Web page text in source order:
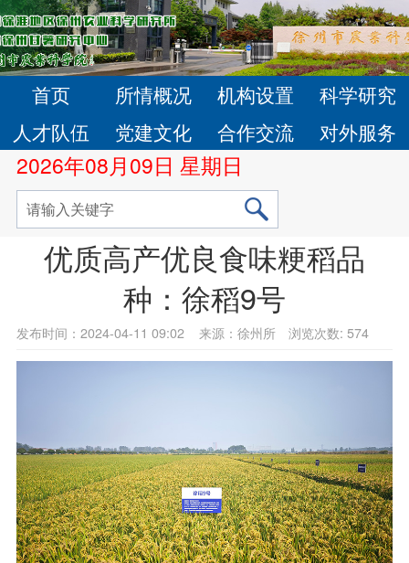
首页 所情概况 机构设置
科学研究
人才队伍
党建文化 合作交流 对外服务
2026年08月09日 星期日
优质高产优良食味粳稻品
种：徐稻9号
发布时间：2024-04-11 09:02 来源：徐州所 浏览次数: 574